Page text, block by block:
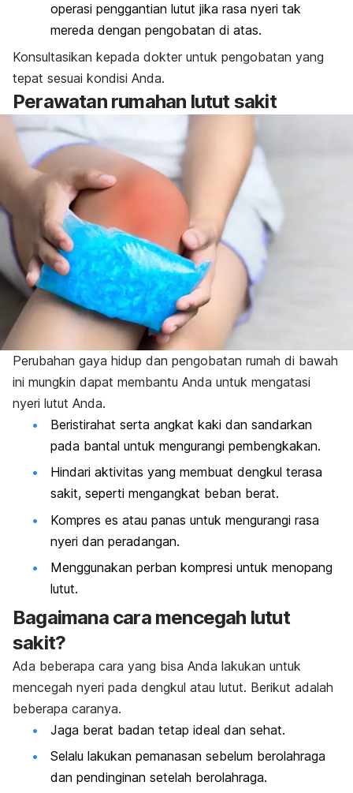
operasi penggantian lutut jika rasa nyeri tak
mereda dengan pengobatan di atas.
Konsultasikan kepada dokter untuk pengobatan yang
tepat sesuai kondisi Anda.
Perawatan rumahan lutut sakit
Perubahan gaya hidup dan pengobatan rumah di bawah
ini mungkin dapat membantu Anda untuk mengatasi
nyeri lutut Anda.
Beristirahat serta angkat kaki dan sandarkan
pada bantal untuk mengurangi pembengkakan.
Hindari aktivitas yang membuat dengkul terasa
sakit, seperti mengangkat beban berat.
Kompres es atau panas untuk mengurangi rasa
nyeri dan peradangan.
Menggunakan perban kompresi untuk menopang
lutut.
Bagaimana cara mencegah lutut
sakit?
Ada beberapa cara yang bisa Anda lakukan untuk
mencegah nyeri pada dengkul atau lutut. Berikut adalah
beberapa caranya.
Jaga berat badan tetap ideal dan sehat.
Selalu lakukan pemanasan sebelum berolahraga
dan pendinginan setelah berolahraga.